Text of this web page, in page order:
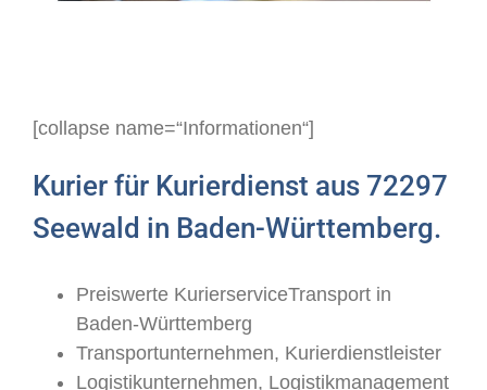
[collapse name=“Informationen“]
Kurier für Kurierdienst aus 72297
Seewald in Baden-Württemberg.
Preiswerte KurierserviceTransport in
Baden-Württemberg
Transportunternehmen, Kurierdienstleister
Logistikunternehmen, Logistikmanagement